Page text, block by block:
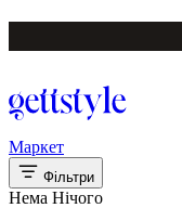
Маркет
Фільтри
Нема Нічого